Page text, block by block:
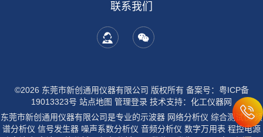
联系我们
©2026 东莞市新创通用仪器有限公司 版权所有 备案号：粤ICP备
19013323号 站点地图 管理登录 技术支持： 化工仪器网
东莞市新创通用仪器有限公司是专业的示波器 网络分析仪 综合测试仪 频
谱分析仪 信号发生器 噪声系数分析仪 音频分析仪 数字万用表 程控电源